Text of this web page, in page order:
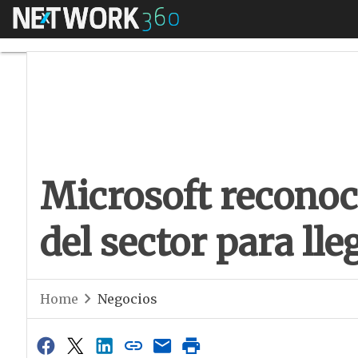
Menú Microsoft
Microsoft
del sector para
Home Negocios